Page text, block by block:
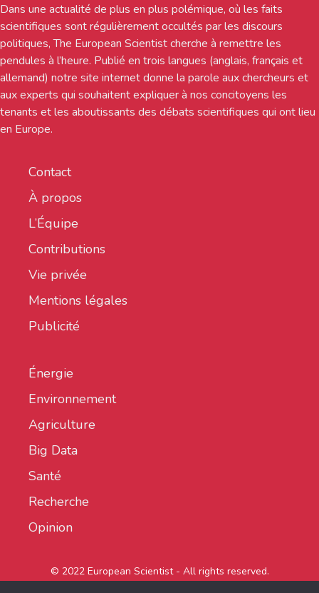
Dans une actualité de plus en plus polémique, où les faits
scientifiques sont régulièrement occultés par les discours
politiques, The European Scientist cherche à remettre les
pendules à l’heure. Publié en trois langues (anglais, français et
allemand) notre site internet donne la parole aux chercheurs et
aux experts qui souhaitent expliquer à nos concitoyens les
tenants et les aboutissants des débats scientifiques qui ont lieu
en Europe.
Contact
À propos
L’Équipe
Contributions
Vie privée
Mentions légales
Publicité
Énergie
Environnement
Agriculture
Big Data
Santé
Recherche
Opinion
© 2022 European Scientist - All rights reserved.